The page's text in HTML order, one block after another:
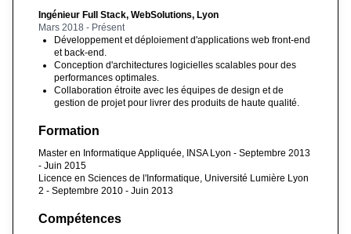
Ingénieur Full Stack, WebSolutions, Lyon
Mars 2018 - Présent
Développement et déploiement d'applications web front-end
et back-end.
Conception d'architectures logicielles scalables pour des
performances optimales.
Collaboration étroite avec les équipes de design et de
gestion de projet pour livrer des produits de haute qualité.
Formation
Master en Informatique Appliquée, INSA Lyon - Septembre 2013
- Juin 2015
Licence en Sciences de l'Informatique, Université Lumière Lyon
2 - Septembre 2010 - Juin 2013
Compétences